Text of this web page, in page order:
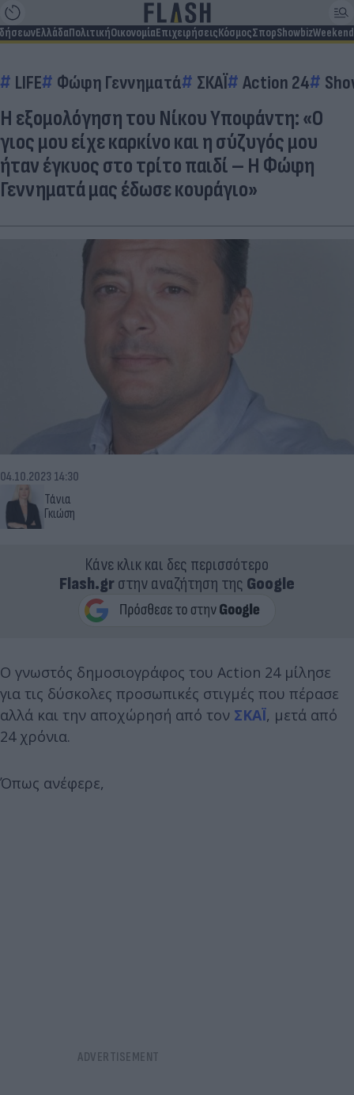
ΕλλάδαΠολιτικήΟικονομίαΕπιχειρήσειςΚόσμοςΣπορShowbizWeekend
LIFE Φώφη Γεννηματά ΣΚΑΪ Action 24
Η εξομολόγηση του Νίκου Υποφάντη: «Ο
γιος μου είχε καρκίνο και η σύζυγός μου
ήταν έγκυος στο τρίτο παιδί – Η Φώφη
Γεννηματά μας έδωσε κουράγιο»
Τάνια
Γκιώση
04.10.2023 14:30
Κάνε κλικ και δες περισσότερο
Flash.grστην αναζήτηση της Google
Ο γνωστός δημοσιογράφος του Action 24 μίλησε
για τις δύσκολες προσωπικές στιγμές που πέρασε
αλλά και την αποχώρησή από τον ΣΚΑΪ, μετά από
24 χρόνια.
Όπως ανέφερε,